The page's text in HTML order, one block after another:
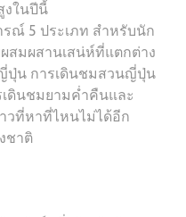
งในปีนี้
ณ์ 5 ประเภท สำหรับนัก
สมผสานเสน่ห์ที่แตกต่าง
ปุ่น การเดินชมสวนญี่ปุ่น
ดินชมยามค่ำคืนและ
วที่หาที่ไหนไม่ได้อีก
ชาติ